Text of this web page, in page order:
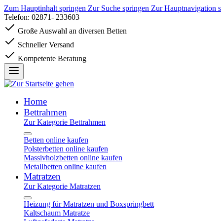
Zum Hauptinhalt springen Zur Suche springen Zur Hauptnavigation
Telefon: 02871- 233603
Große Auswahl an diversen Betten
Schneller Versand
Kompetente Beratung
Home
Bettrahmen
Zur Kategorie Bettrahmen
Betten online kaufen
Polsterbetten online kaufen
Massivholzbetten online kaufen
Metallbetten online kaufen
Matratzen
Zur Kategorie Matratzen
Heizung für Matratzen und Boxspringbett
Kaltschaum Matratze